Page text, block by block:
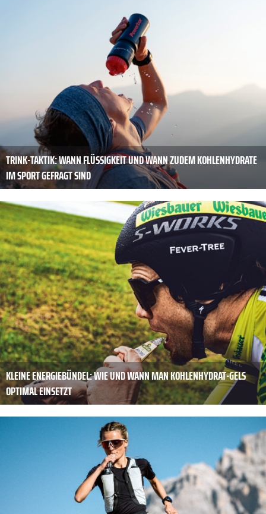
TRINK-TAKTIK: WANN FLÜSSIGKEIT UND WANN ZUDEM KOHLENHYDRATE
IM SPORT GEFRAGT SIND
KLEINE ENERGIEBÜNDEL: WIE UND WANN MAN KOHLENHYDRAT-­GELS
OPTIMAL EINSETZT